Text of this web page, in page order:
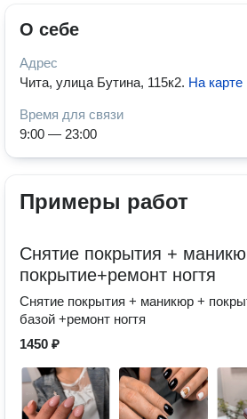
О себе
Адрес
Чита, улица Бутина, 115к2. На карте
Время для связи
9:00 — 23:00
Примеры работ
Снятие покрытия +
покрытие+ремонт ногтя
Снятие покрытия + маникюр +
базой +ремонт ногтя
1450 ₽